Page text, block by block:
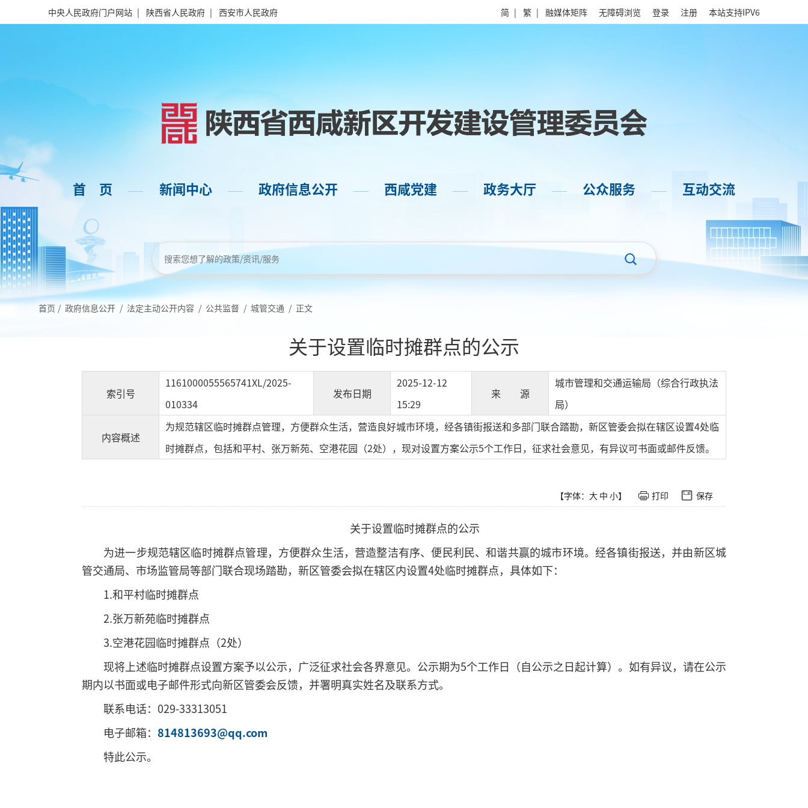
中央人民政府门户网站 | 陕西省人民政府 | 西安市人民政府 简 | 繁 | 融媒体矩阵 无障碍浏览 登录 注册 本站支持IPV6
首 页 —— 新闻中心 —— 政府信息公开 —— 西咸党建 —— 政务大厅 —— 公众服务 —— 互动交流
首页 / 政府信息公开 / 法定主动公开内容 / 公共监督 / 城管交通 / 正文
关于设置临时摊群点的公示
索引号
1161000055565741XL/2025-
010334
发布日期
2025-12-12
15:29
来 源
城市管理和交通运输局（综合行政执法
局）
内容概述
为规范辖区临时摊群点管理，方便群众生活，营造良好城市环境，经各镇街报送和多部门联合踏勘，新区管委会拟在辖区设置4处临
时摊群点，包括和平村、张万新苑、空港花园（2处），现对设置方案公示5个工作日，征求社会意见，有异议可书面或邮件反馈。
【字体： 大 中 小】 打印 保存
关于设置临时摊群点的公示
为进一步规范辖区临时摊群点管理，方便群众生活，营造整洁有序、便民利民、和谐共赢的城市环境。经各镇街报送，并由新区城
管交通局、市场监管局等部门联合现场踏勘，新区管委会拟在辖区内设置4处临时摊群点，具体如下：
1.和平村临时摊群点
2.张万新苑临时摊群点
3.空港花园临时摊群点（2处）
现将上述临时摊群点设置方案予以公示，广泛征求社会各界意见。公示期为5个工作日（自公示之日起计算）。如有异议，请在公示
期内以书面或电子邮件形式向新区管委会反馈，并署明真实姓名及联系方式。
联系电话：029-33313051
电子邮箱： 814813693@qq.com
特此公示。